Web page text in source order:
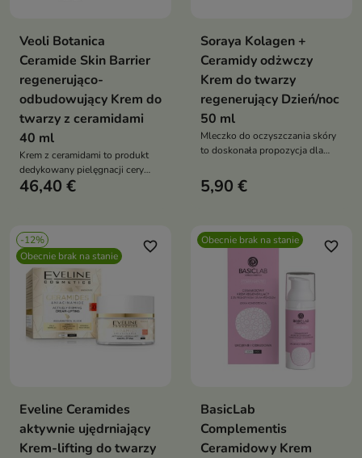
Veoli Botanica
Ceramide Skin Barrier
regenerująco-
odbudowujący Krem do
twarzy z ceramidami
40 ml
Krem z ceramidami to produkt
dedykowany pielęgnacji cery
suchej oraz dojrzałej
46,40 €
Soraya Kolagen +
Ceramidy odżwczy
Krem do twarzy
regenerujący Dzień/noc
50 ml
Mleczko do oczyszczania skóry
to doskonała propozycja dla
5,90 €
-12%
Obecnie brak na stanie
favorite_border
Eveline Ceramides
aktywnie ujędrniający
Krem-lifting do twarzy
Obecnie brak na stanie favorite_border
BasicLab
Complementis
Ceramidowy Krem